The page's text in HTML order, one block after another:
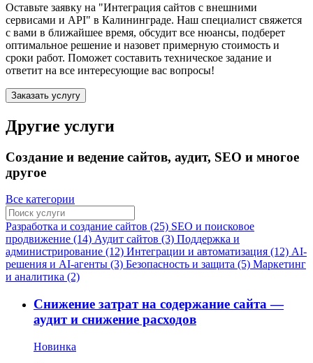
Оставьте заявку на "Интеграция сайтов с внешними
сервисами и API" в Калининграде. Наш специалист свяжется
с вами в ближайшее время, обсудит все нюансы, подберет
оптимальное решение и назовет примерную стоимость и
сроки работ. Поможет составить техническое задание и
ответит на все интересующие вас вопросы!
Заказать услугу
Другие услуги
Создание и ведение сайтов, аудит, SEO и многое
другое
Все категории
Разработка и создание сайтов (25) SEO и поисковое
продвижение (14) Аудит сайтов (3) Поддержка и
администрирование (12) Интеграции и автоматизация (12) AI-
решения и AI-агенты (3) Безопасность и защита (5) Маркетинг
и аналитика (2)
Снижение затрат на содержание сайта —
аудит и снижение расходов
Новинка